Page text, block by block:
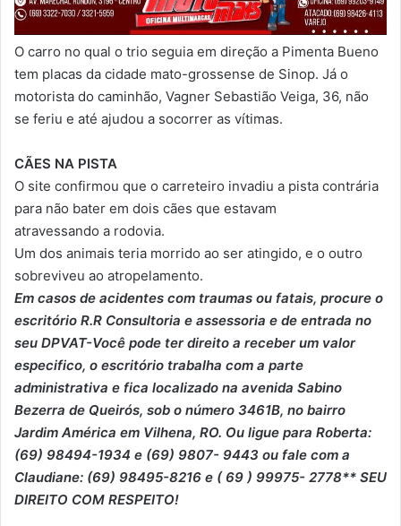
O carro no qual o trio seguia em direção a Pimenta Bueno
tem placas da cidade mato-grossense de Sinop. Já o
motorista do caminhão, Vagner Sebastião Veiga, 36, não
se feriu e até ajudou a socorrer as vítimas.
CÃES NA PISTA
O site confirmou que o carreteiro invadiu a pista contrária
para não bater em dois cães que estavam
atravessando a rodovia.
Um dos animais teria morrido ao ser atingido, e o outro
sobreviveu ao atropelamento.
Em casos de acidentes com traumas ou fatais, procure o
escritório R.R Consultoria e assessoria e de entrada no
seu DPVAT-Você pode ter direito a receber um valor
especifico, o escritório trabalha com a parte
administrativa e fica localizado na avenida Sabino
Bezerra de Queirós, sob o número 3461B, no bairro
Jardim América em Vilhena, RO. Ou ligue para Roberta:
(69) 98494-1934 e (69) 9807- 9443 ou fale com a
Claudiane: (69) 98495-8216 e ( 69 ) 99975- 2778** SEU
DIREITO COM RESPEITO!